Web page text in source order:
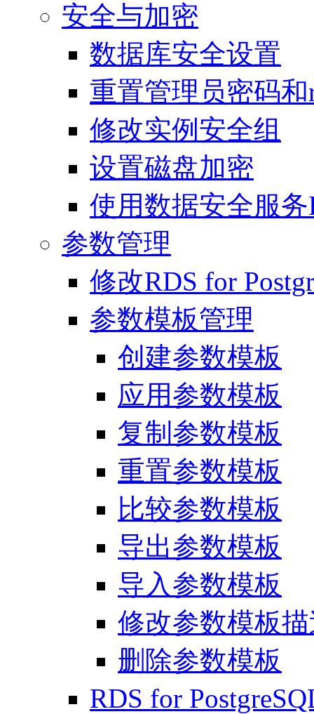
安全与加密
数据库安全设置
重置管理员密码
修改实例安全组
设置磁盘加密
使用数据安全服
参数管理
修改RDS for
参数模板管理
创建参数模板
应用参数模板
复制参数模板
重置参数模板
比较参数模板
导出参数模板
导入参数模板
修改参数模板
删除参数模板
RDS for